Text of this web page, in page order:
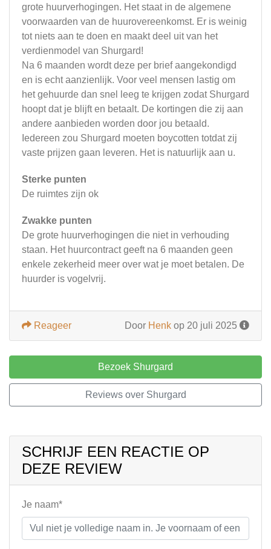
grote huurverhogingen. Het staat in de algemene
voorwaarden van de huurovereenkomst. Er is weinig
tot niets aan te doen en maakt deel uit van het
verdienmodel van Shurgard!
Na 6 maanden wordt deze per brief aangekondigd
en is echt aanzienlijk. Voor veel mensen lastig om
het gehuurde dan snel leeg te krijgen zodat Shurgard
hoopt dat je blijft en betaalt. De kortingen die zij aan
andere aanbieden worden door jou betaald.
Iedereen zou Shurgard moeten boycotten totdat zij
vaste prijzen gaan leveren. Het is natuurlijk aan u.
Sterke punten
De ruimtes zijn ok
Zwakke punten
De grote huurverhogingen die niet in verhouding
staan. Het huurcontract geeft na 6 maanden geen
enkele zekerheid meer over wat je moet betalen. De
huurder is vogelvrij.
Door Henk op 20 juli 2025
Reageer
Bezoek Shurgard
Reviews over Shurgard
SCHRIJF EEN REACTIE OP
DEZE REVIEW
Je naam*